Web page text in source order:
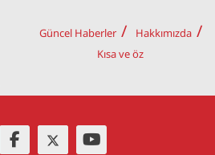
Güncel Haberler
Hakkımızda
Kısa ve öz